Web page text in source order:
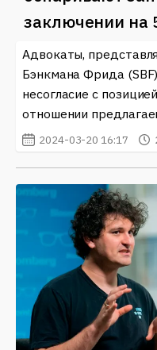
Таким образом,
достижениям Сэма
компании FTX лишь
обновления и
пропустить важные
заключении на
Адвокаты,
Бэнкмана Фрида
несогласие с
отношении
2024-03-20 16:17